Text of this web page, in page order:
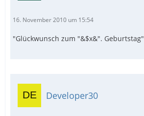
16. November 2010 um 15:54
"Glückwunsch zum "&$x&". Geburtstag"
Developer30